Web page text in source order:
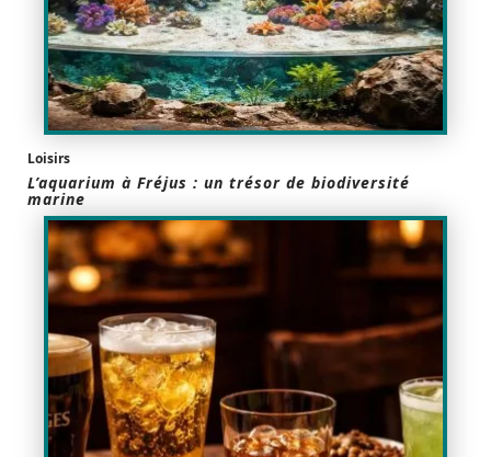
Loisirs
L’aquarium à Fréjus : un trésor de biodiversité
marine